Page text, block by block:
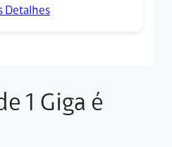
Detalhes
1 Giga é